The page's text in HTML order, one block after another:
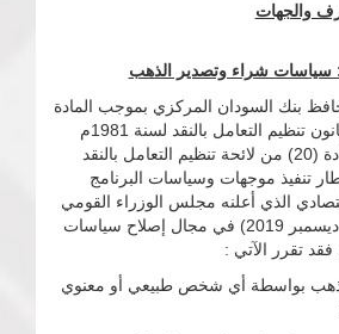
والجهات
سياسات شراء وتصدير الذهب
بنك السودان المركزي بموجب المادة
(7) والمادة (8) من قانون تنظيم التعامل بالنقد لسنة 1981م
(تعديل 2011م) والمادة (20) من لائحة تنظيم التعامل بالنقد
وفى إطار تنفيذ موجهات وسياسات البرنامج
الذي أعلنه مجلس الوزراء القومي
للفترة (أكتوبر 2018-ديسمبر 2019) في مجال إصلاح سياسات
فقد تقرر الآتي :
بواسطة أي شخص طبيعي أو معنوي